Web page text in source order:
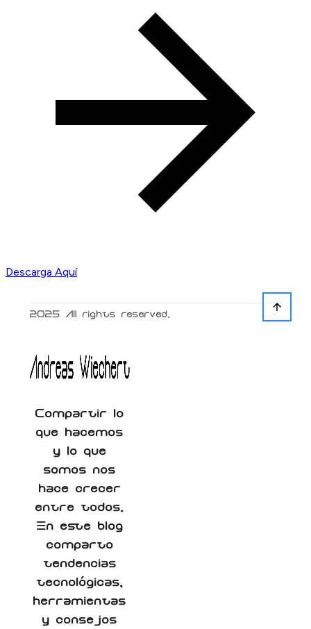
Descarga Aquí
Compartir lo
que hacemos
y lo que
somos nos
hace crecer
entre todos.
En este blog
comparto
tendencias
tecnológicas,
herramientas
y consejos
2025 All rights reserved.